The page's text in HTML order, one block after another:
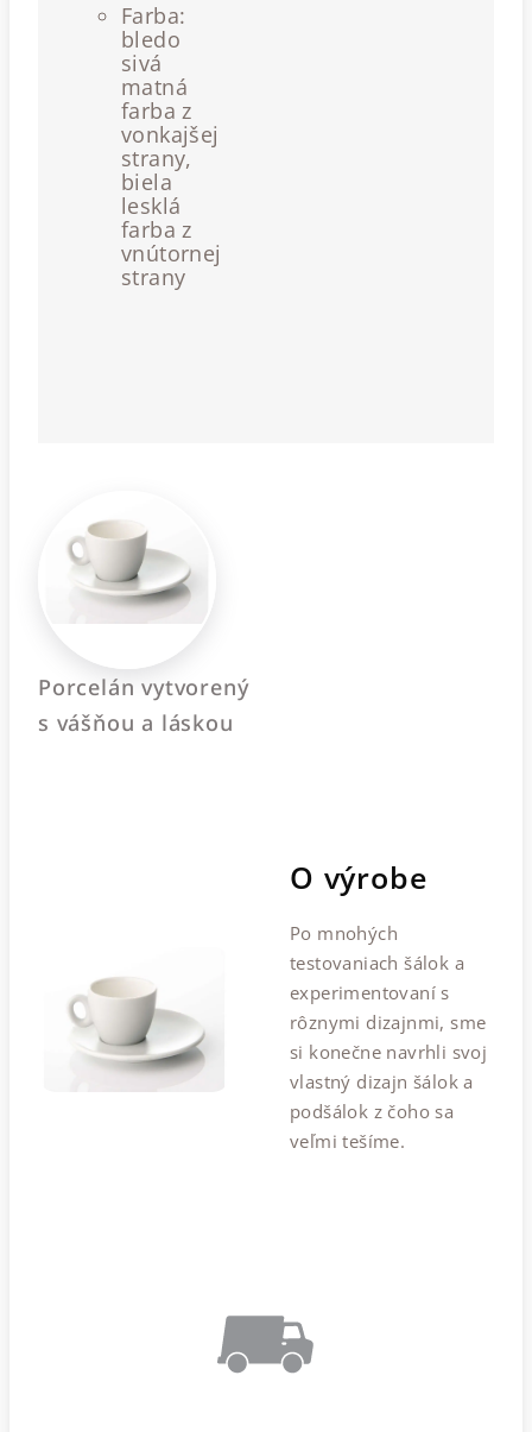
Farba:
bledo
sivá
matná
farba z
vonkajšej
strany,
biela
lesklá
farba z
vnútornej
strany
Porcelán vytvorený
s vášňou a láskou
O výrobe
Po mnohých
testovaniach šálok a
experimentovaní s
rôznymi dizajnmi, sme
si konečne navrhli svoj
vlastný dizajn šálok a
podšálok z čoho sa
veľmi tešíme.